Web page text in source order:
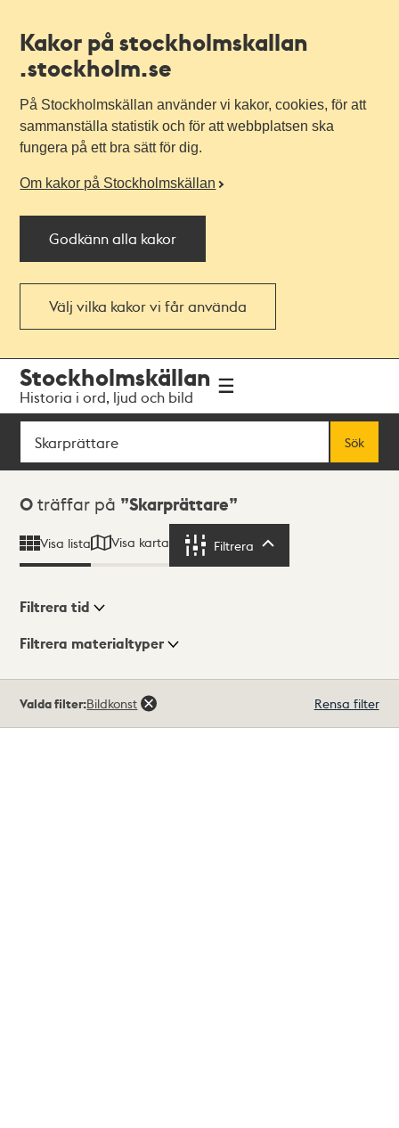
Kakor på stockholmskallan
.stockholm.se
På Stockholmskällan använder vi kakor, cookies, för att
sammanställa statistik och för att webbplatsen ska
fungera på ett bra sätt för dig.
Om kakor på Stockholmskällan
Godkänn alla kakor
Välj vilka kakor vi får använda
navigationen
huvudinnehållet
Stockholmskällan
Historia i ord, ljud och bild
Sök
Sök
Sökresultat
0 träffar på Skarprättare
Visa lista Visa karta Filtrera
Visningsläge
Filtrera tid
Filtrera materialtyper
träffar
Valda filter:Bildkonst Rensa filter